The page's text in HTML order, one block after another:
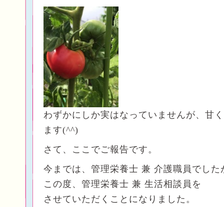
わずかにしか実はなっていませんが、甘
ます(^^)
さて、ここでご報告です。
今までは、管理栄養士 兼 介護職員でした
この度、管理栄養士 兼 生活相談員を
させていただくことになりました。